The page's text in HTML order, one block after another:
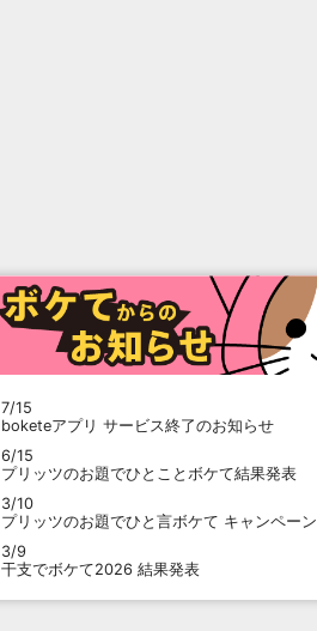
7/15
boketeアプリ サービス終了のお知らせ
6/15
プリッツのお題でひとことボケて結果発表
3/10
プリッツのお題でひと言ボケて キャンペーン
3/9
干支でボケて2026 結果発表